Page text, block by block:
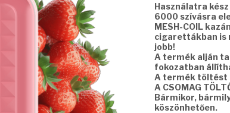
Használatra
6000 szívásra
MESH-COIL
cigarettákban is
jobb!
A termék alján
fokozatban
A termék töltést
A CSOMAG
Bármikor,
köszönhetően.